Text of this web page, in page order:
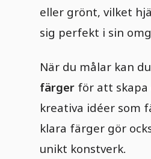
eller grönt, vilket
sig perfekt i sin
När du målar kan
färger för att skapa
kreativa idéer som
klara färger gör
unikt konstverk.